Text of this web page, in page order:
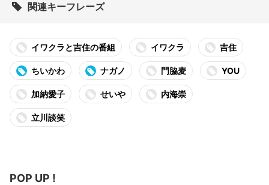
関連キーフレーズ
イワクラと吉住の番組 イワクラ 吉住
ちいかわ ナガノ 門脇麦 YOU
加納愛子 せいや 内海崇
立川談笑
POP UP !